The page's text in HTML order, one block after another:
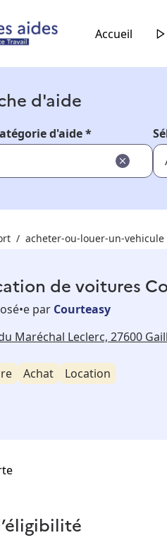
Accueil
d'aide
d'aide *
acheter-ou-louer-un-vehicule
de voitures
par Courteasy
Maréchal Leclerc, 27600
Achat Location